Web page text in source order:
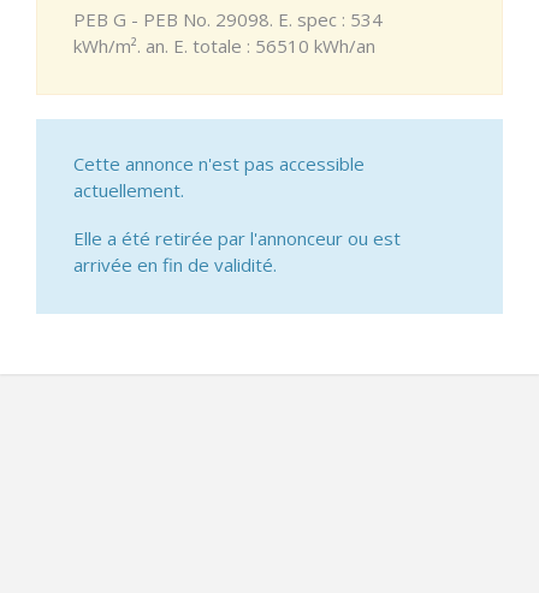
PEB G - PEB No. 29098. E. spec : 534
kWh/m². an. E. totale : 56510 kWh/an
Cette annonce n'est pas accessible
actuellement.
Elle a été retirée par l'annonceur ou est
arrivée en fin de validité.